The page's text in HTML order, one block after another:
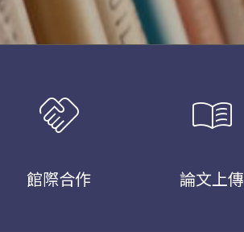
handshake
館際合作
menu_book
論文上傳